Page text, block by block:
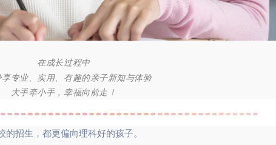
在成长过程中
享专业、实用、有趣的亲子新知与体验
大手牵小手，幸福向前走！
招生，都更偏向理科好的孩子。